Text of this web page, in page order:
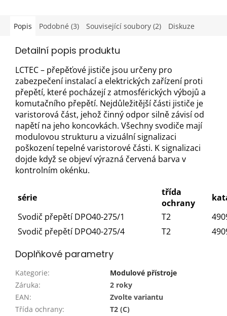
Popis Podobné (3) Související soubory (2) Diskuze
Detailní popis produktu
LCTEC – přepěťové jističe jsou určeny pro
zabezpečení instalací a elektrických zařízení proti
přepětí, které pocházejí z atmosférických výbojů a
komutačního přepětí. Nejdůležitější části jističe je
varistorová část, jehož činný odpor silně závisí od
napětí na jeho koncovkách. Všechny svodiče mají
modulovou strukturu a vizuální signalizaci
poškození tepelné varistorové části. K signalizaci
dojde když se objeví výrazná červená barva v
kontrolním okénku.
série
třída
ochrany
Svodič přepětí DPO40-275/1
T2
Svodič přepětí DPO40-275/4
T2
Doplňkové parametry
Kategorie:
Modulové přístroje
Záruka:
2 roky
EAN:
Zvolte variantu
Třída ochrany:
T2 (C)